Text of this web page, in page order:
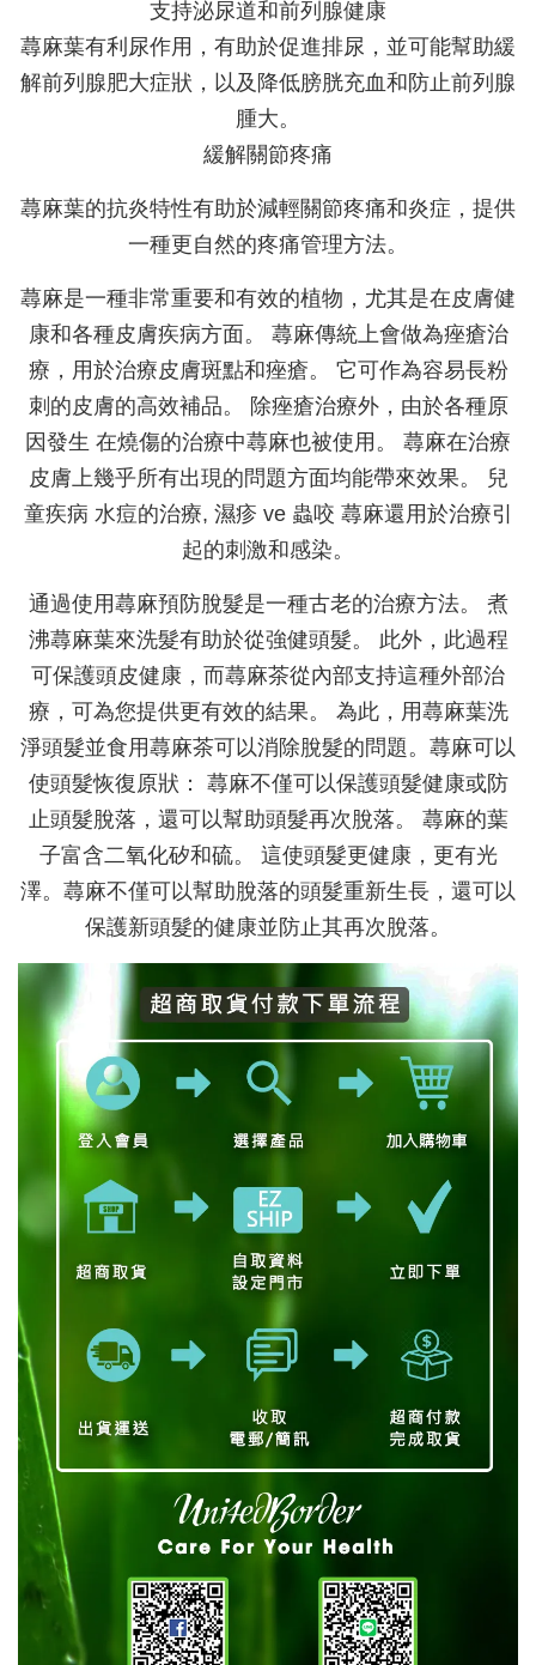
支持泌尿道和前列腺健康
蕁麻葉有利尿作用，有助於促進排尿，並可能幫助緩
解前列腺肥大症狀，以及降低膀胱充血和防止前列腺
腫大。
緩解關節疼痛
蕁麻葉的抗炎特性有助於減輕關節疼痛和炎症，提供
一種更自然的疼痛管理方法。
蕁麻是一種非常重要和有效的植物， 尤其是在皮膚健
康和各種皮膚疾病方面。 蕁麻傳統上會做為痤瘡治
療，用於治療皮膚斑點和痤瘡。 它可作為容易長粉
刺的皮膚的高效補品。 除痤瘡治療外，由於各種原
因發生 在燒傷的治療中蕁麻也被使用。 蕁麻在治療
皮膚上幾乎所有出現的問題方面均能帶來效果。 兒
童疾病 水痘的治療, 濕疹 ve 蟲咬 蕁麻還用於治療引
起的刺激和感染。
通過使用蕁麻預防脫髮是一種古老的治療方法。 煮
沸蕁麻葉來洗髮有助於從強健頭髮。 此外，此過程
可保護頭皮健康，而蕁麻茶從內部支持這種外部治
療，可為您提供更有效的結果。 為此，用蕁麻葉洗
淨頭髮並食用蕁麻茶可以消除脫髮的問題。蕁麻可以
使頭髮恢復原狀： 蕁麻不僅可以保護頭髮健康或防
止頭髮脫落，還可以幫助頭髮再次脫落。 蕁麻的葉
子富含二氧化矽和硫。 這使頭髮更健康，更有光
澤。蕁麻不僅可以幫助脫落的頭髮重新生長，還可以
保護新頭髮的健康並防止其再次脫落。